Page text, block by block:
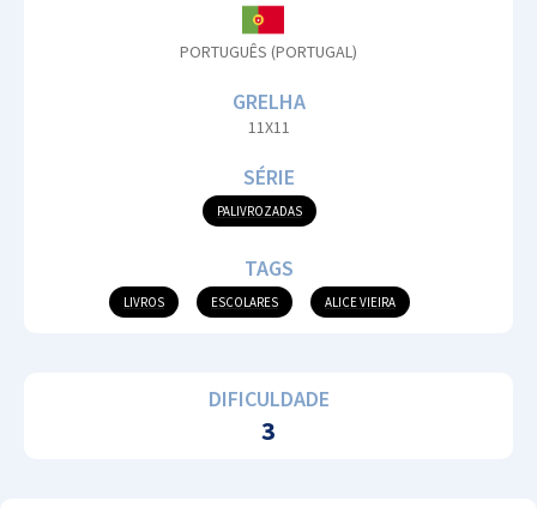
PORTUGUÊS (PORTUGAL)
GRELHA
11X11
SÉRIE
PALIVROZADAS
TAGS
LIVROS ESCOLARES ALICE VIEIRA
DIFICULDADE
3